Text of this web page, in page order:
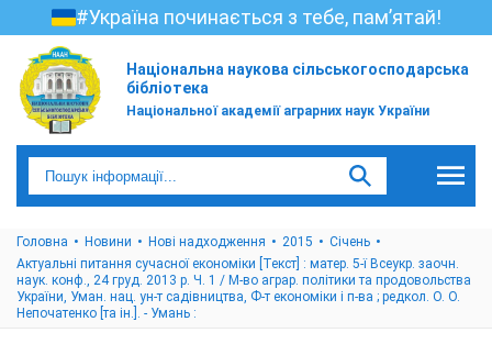
#Україна починається з тебе, пам’ятай!
Національна наукова сільськогосподарська
бібліотека
Національної академії аграрних наук України
Головна Новини Нові надходження 2015
Cічень
Актуальні питання сучасної економіки [Текст] : матер. 5-ї Всеукр. заочн.
наук. конф., 24 груд. 2013 р. Ч. 1 / М-во аграр. політики та продовольства
України, Уман. нац. ун-т садівництва, Ф-т економіки і п-ва ; редкол. О. О.
Непочатенко [та ін.]. - Умань :